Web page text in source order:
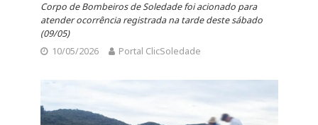
Corpo de Bombeiros de Soledade foi acionado para
atender ocorrência registrada na tarde deste sábado
(09/05)
10/05/2026
Portal ClicSoledade